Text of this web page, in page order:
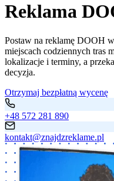
Reklama
Postaw na reklamę DOOH w
miejscach codziennych tras
lokalizacje i terminy, a
decyzja.
Otrzymaj bezpłatną wycenę
+48 572 281 890
kontakt@znajdzreklame.pl